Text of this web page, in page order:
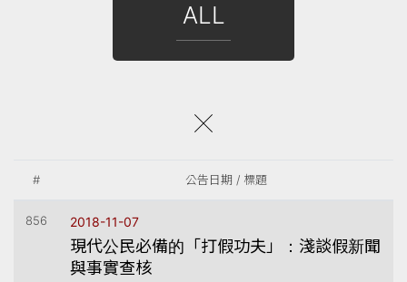
ALL
# 公告日期 / 標題
856 2018-11-07
現代公民必備的「打假功夫」：淺談假新聞
與事實查核